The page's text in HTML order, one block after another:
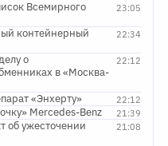
23:05
Всемирного
22:34
контейнерный
22:12
о
в «Москва-
22:12
«Энхерту»
21:39
Mercedes-Benz
21:08
об ужесточении